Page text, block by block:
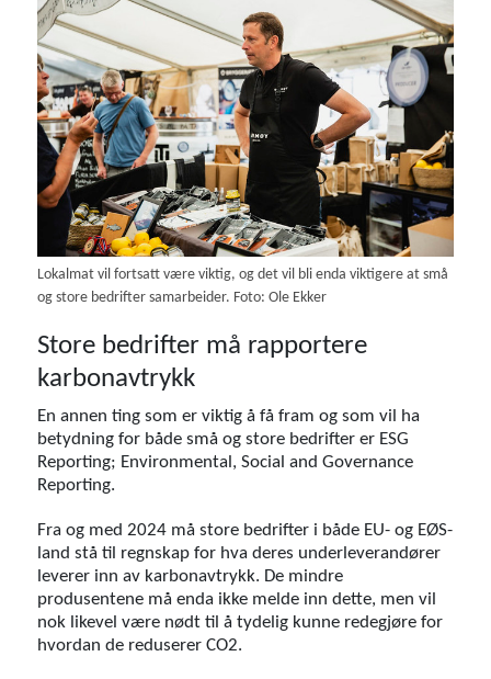
Lokalmat vil fortsatt være viktig, og det vil bli enda viktigere at små
og store bedrifter samarbeider. Foto: Ole Ekker
Store bedrifter må rapportere
karbonavtrykk
En annen ting som er viktig å få fram og som vil ha
betydning for både små og store bedrifter er ESG
Reporting; Environmental, Social and Governance
Reporting.
Fra og med 2024 må store bedrifter i både EU- og EØS-
land stå til regnskap for hva deres underleverandører
leverer inn av karbonavtrykk. De mindre
produsentene må enda ikke melde inn dette, men vil
nok likevel være nødt til å tydelig kunne redegjøre for
hvordan de reduserer CO2.